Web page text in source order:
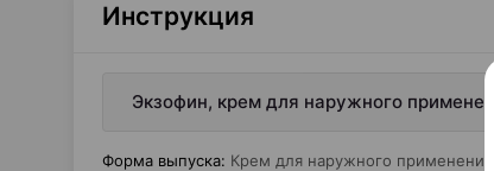
Инструкция
Экзофин, крем для наружного
Форма выпуска: Крем для наружного применения